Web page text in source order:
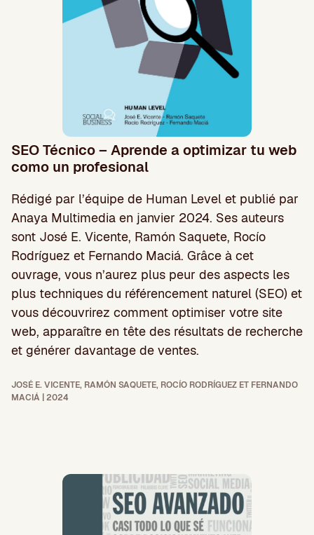
SEO Técnico – Aprende a optimizar tu web
como un profesional
Rédigé par l’équipe de Human Level et publié par
Anaya Multimedia en janvier 2024. Ses auteurs
sont José E. Vicente, Ramón Saquete, Rocío
Rodríguez et Fernando Maciá. Grâce à cet
ouvrage, vous n’aurez plus peur des aspects les
plus techniques du référencement naturel (SEO) et
vous découvrirez comment optimiser votre site
web, apparaître en tête des résultats de recherche
et générer davantage de ventes.
JOSÉ E. VICENTE, RAMÓN SAQUETE, ROCÍO RODRÍGUEZ ET FERNANDO
MACIÁ | 2024